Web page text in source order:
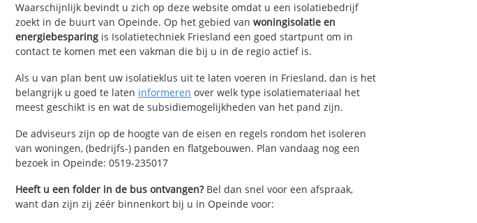
Waarschijnlijk bevindt u zich op deze website omdat u een isolatiebedrijf
zoekt in de buurt van Opeinde. Op het gebied van woningisolatie en
energiebesparing is Isolatietechniek Friesland een goed startpunt om in
contact te komen met een vakman die bij u in de regio actief is.
Als u van plan bent uw isolatieklus uit te laten voeren in Friesland, dan is het
belangrijk u goed te laten informeren over welk type isolatiemateriaal het
meest geschikt is en wat de subsidiemogelijkheden van het pand zijn.
De adviseurs zijn op de hoogte van de eisen en regels rondom het isoleren
van woningen, (bedrijfs-) panden en flatgebouwen. Plan vandaag nog een
bezoek in Opeinde: 0519-235017
Heeft u een folder in de bus ontvangen?Bel dan snel voor een afspraak,
want dan zijn zij zéér binnenkort bij u in Opeinde voor: